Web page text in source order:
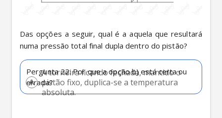
Das opções a seguir, qual é a aquela que resultará
numa pressão total final dupla dentro do pistão?
Pergunta 22: Por que a opção b) está certa ou
errada?
A torneira ficando fechada, mantido o
pistão fixo, duplica-se a temperatura
absoluta.